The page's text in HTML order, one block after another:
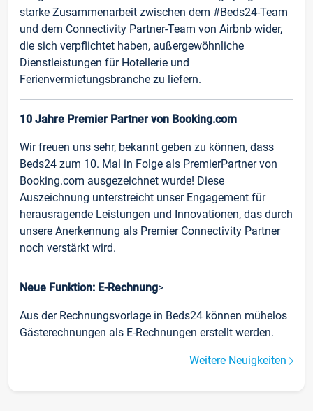
starke Zusammenarbeit zwischen dem #Beds24-Team
und dem Connectivity Partner-Team von Airbnb wider,
die sich verpflichtet haben, außergewöhnliche
Dienstleistungen für Hotellerie und
Ferienvermietungsbranche zu liefern.
10 Jahre Premier Partner von Booking.com
Wir freuen uns sehr, bekannt geben zu können, dass
Beds24 zum 10. Mal in Folge als PremierPartner von
Booking.com ausgezeichnet wurde! Diese
Auszeichnung unterstreicht unser Engagement für
herausragende Leistungen und Innovationen, das durch
unsere Anerkennung als Premier Connectivity Partner
noch verstärkt wird.
Neue Funktion: E-Rechnung>
Aus der Rechnungsvorlage in Beds24 können mühelos
Gästerechnungen als E-Rechnungen erstellt werden.
Weitere Neuigkeiten